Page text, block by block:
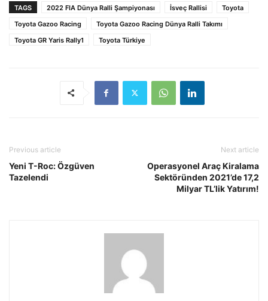
TAGS 2022 FIA Dünya Ralli Şampiyonası İsveç Rallisi
Toyota
Toyota Gazoo Racing
Toyota Gazoo Racing Dünya Ralli Takımı
Toyota GR Yaris Rally1
Toyota Türkiye
Previous article
Yeni T-Roc: Özgüven
Tazelendi
Next article
Operasyonel Araç Kiralama
Sektöründen 2021’de 17,2
Milyar TL’lik Yatırım!